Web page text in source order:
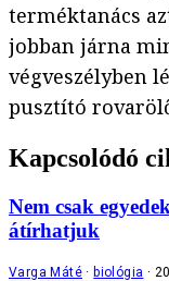
terméktanács
jobban járna
végveszélyben
pusztító
Kapcsolódó
Nem csak
átírhatjuk
Varga Máté biológia